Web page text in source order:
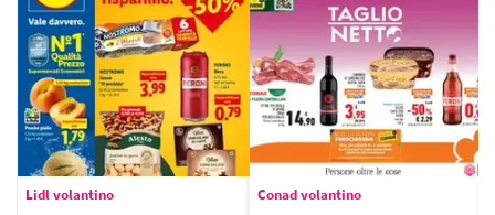
Lidl volantino Conad volantino